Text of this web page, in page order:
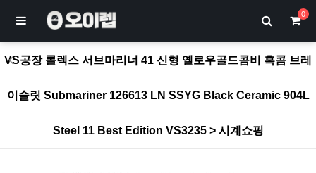
0
VS공장 롤렉스 서브마리너 41 신형 옐로우골드콤비 흑콤 브레
이슬릿 Submariner 126613 LN SSYG Black Ceramic 904L
Steel 11 Best Edition VS3235 > 시계쇼핑